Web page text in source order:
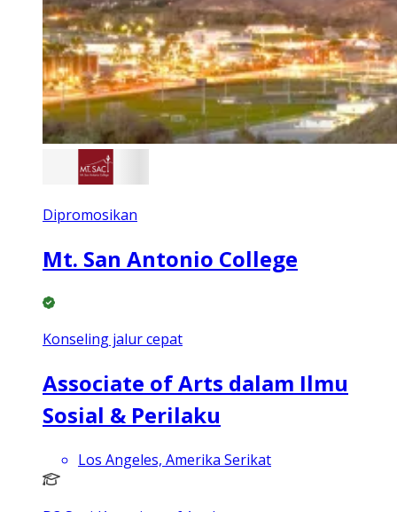
Dipromosikan
Mt. San Antonio College
Konseling jalur cepat
Associate of Arts dalam Ilmu
Sosial & Perilaku
Los Angeles, Amerika Serikat